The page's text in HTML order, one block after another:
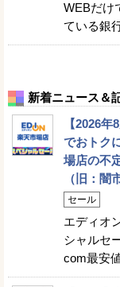
WEBだけ
ている銀
新着ニュース＆
【2026
でおトク
場店の不
（旧：闇
セール
エディオ
シャルセ
com最安